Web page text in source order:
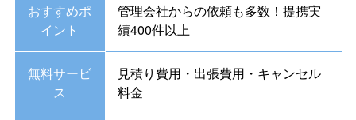
おすすめポ
イント
管理会社からの依頼も多数！提携実
績400件以上
無料サービ
ス
見積り費用・出張費用・キャンセル
料金